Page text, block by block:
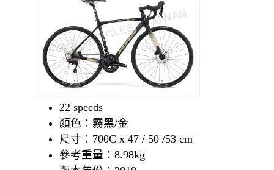
22 speeds
顏色：霧黑/金
尺寸：700C x 47 / 50 /53 cm
參考重量：8.98kg